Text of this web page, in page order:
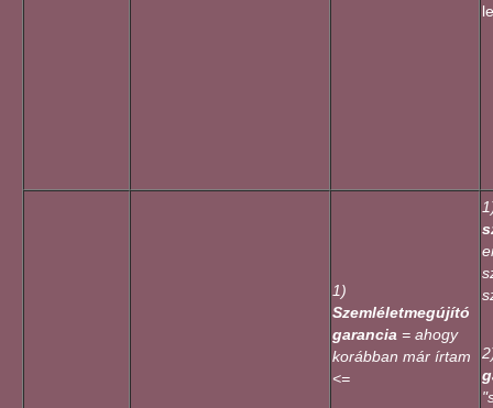
1)
Szemléletmegújító
garancia = ahogy
korábban már írtam
<=